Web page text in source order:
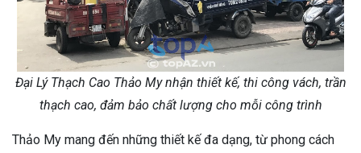
Đại Lý Thạch Cao Thảo My nhận thiết kế, thi công vách, trần
thạch cao, đảm bảo chất lượng cho mỗi công trình
Thảo My mang đến những thiết kế đa dạng, từ phong cách